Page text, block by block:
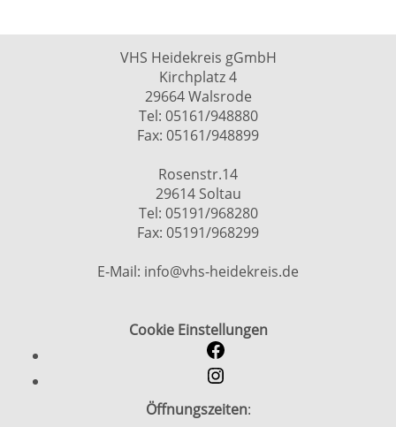
VHS Heidekreis gGmbH
Kirchplatz 4
29664 Walsrode
Tel: 05161/948880
Fax: 05161/948899
Rosenstr.14
29614 Soltau
Tel: 05191/968280
Fax: 05191/968299
E-Mail: info@vhs-heidekreis.de
Cookie Einstellungen
Öffnungszeiten: